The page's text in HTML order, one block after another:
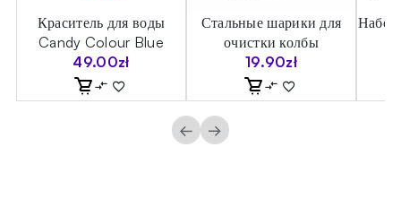
Краситель для воды
Candy Colour Blue
49.00zł
Стальные шарики для
очистки колбы
19.90zł
Набор
← →